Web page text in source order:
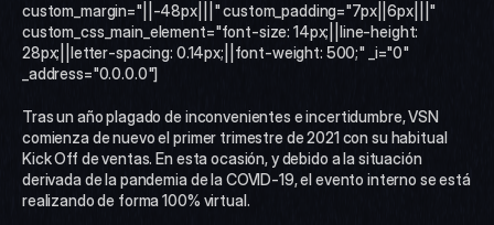
custom_margin="||-48px|||" custom_padding="7px||6px|||"
custom_css_main_element="font-size: 14px;||line-height:
28px;||letter-spacing: 0.14px;||font-weight: 500;" _i="0"
_address="0.0.0.0"]
Tras un año plagado de inconvenientes e incertidumbre, VSN
comienza de nuevo el primer trimestre de 2021 con su habitual
Kick Off de ventas. En esta ocasión, y debido a la situación
derivada de la pandemia de la COVID-19, el evento interno se está
realizando de forma 100% virtual.